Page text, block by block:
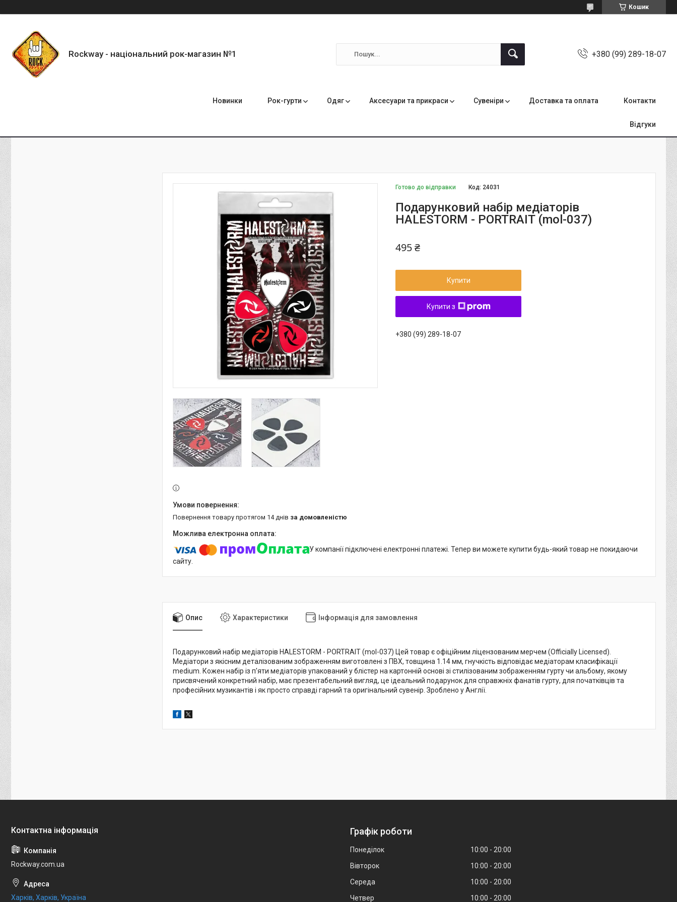
Кошик
Rockway - національний рок-магазин №1 +380 (99) 289-18-07
Новинки Рок-гурти Одяг Аксесуари та прикраси Сувеніри Доставка та оплата Контакти
Відгуки
Готово до відправки Код: 24031
Подарунковий набір медіаторів
HALESTORM - PORTRAIT (mol-037)
495 ₴
Купити
Купити з
+380 (99) 289-18-07
повернення товару протягом 14 днів за домовленістю
У компанії підключені електронні платежі. Тепер ви можете купити будь-який товар не покидаючи
сайту.
Опис Характеристики Інформація для замовлення
Подарунковий набір медіаторів HALESTORM - PORTRAIT (mol-037) Цей товар є офіційним ліцензованим мерчем (Officially Licensed).
Медіатори з якісним деталізованим зображенням виготовлені з ПВХ, товщина 1.14 мм, гнучкість відповідає медіаторам класифікації
medium. Кожен набір із п'яти медіаторів упакований у блістер на картонній основі зі стилізованим зображенням гурту чи альбому, якому
присвячений конкретний набір, має презентабельний вигляд, це ідеальний подарунок для справжніх фанатів гурту, для початківців та
професійних музикантів і як просто справді гарний та оригінальний сувенір. Зроблено у Англії.
Rockway.com.ua
Харків, Харків, Україна
Графік роботи
Понеділок 10:00
20:00
Вівторок
10:00
20:00
Середа
10:00
20:00
Четвер
10:00 20:00